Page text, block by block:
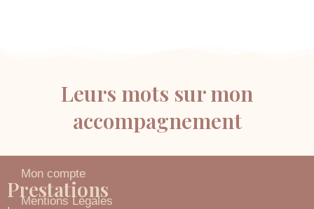
Leurs mots sur mon
accompagnement
Prestations
Prestations
Mon compte
Mentions Légales